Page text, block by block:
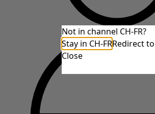
Not in channel CH-FR?
Stay in CH-FRRedirect to
Close